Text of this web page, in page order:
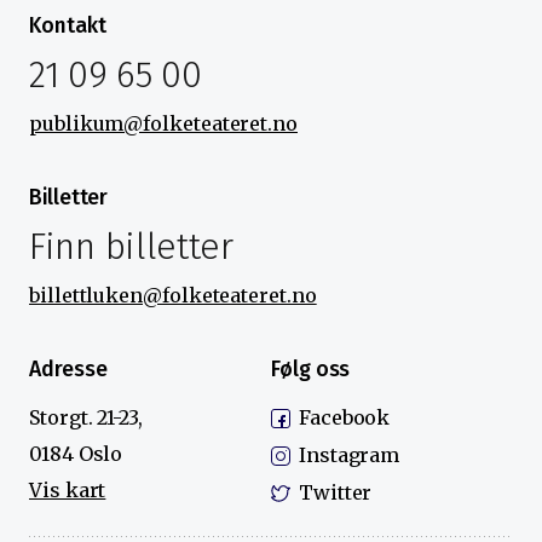
Kontakt
21 09 65 00
publikum@folketeateret.no
Billetter
Finn billetter
billettluken@folketeateret.no
Adresse
Storgt. 21-23,
0184 Oslo
Vis kart
Følg oss
Facebook
Instagram
Twitter